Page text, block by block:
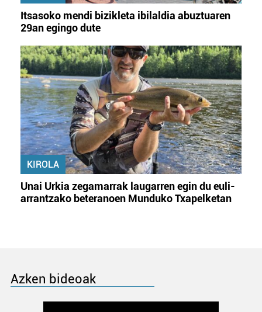
Itsasoko mendi bizikleta ibilaldia abuztuaren
29an egingo dute
KIROLA
Unai Urkia zegamarrak laugarren egin du euli-
arrantzako beteranoen Munduko Txapelketan
Azken bideoak